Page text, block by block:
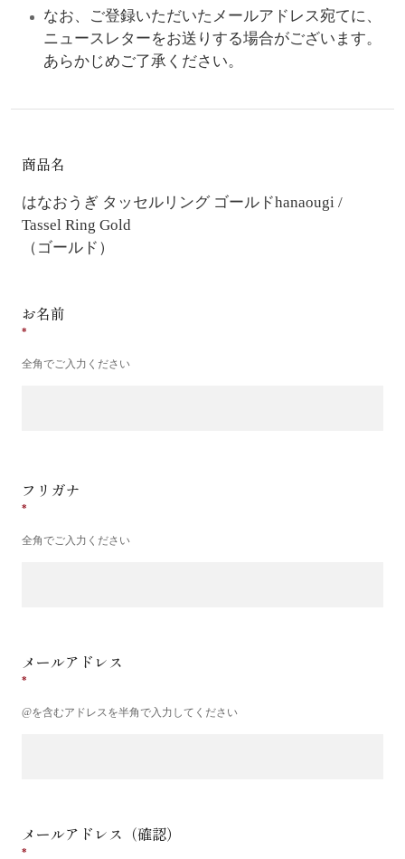
なお、ご登録いただいたメールアドレス宛てに、
ニュースレターをお送りする場合がございます。
あらかじめご了承ください。
商品名
はなおうぎ タッセルリング ゴールドhanaougi /
Tassel Ring Gold
（ゴールド）
お名前
全角でご入力ください
フリガナ
全角でご入力ください
メールアドレス
@を含むアドレスを半角で入力してください
メールアドレス（確認）